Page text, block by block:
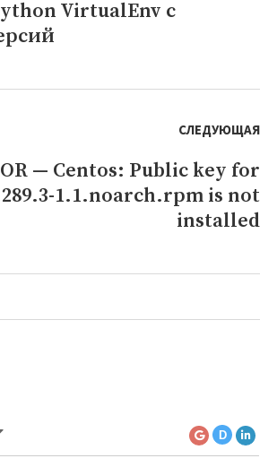
VirtualEnv с
СЛЕДУЮЩАЯ
— Centos: Public key for
1.1.noarch.rpm is not
installed
D